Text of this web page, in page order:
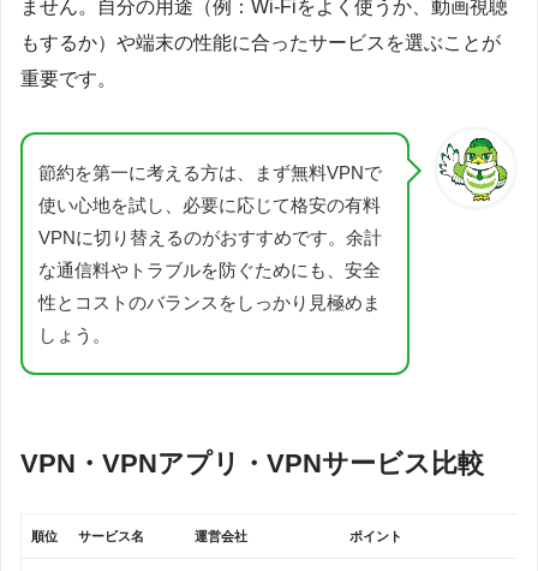
ません。自分の用途（例：Wi-Fiをよく使うか、動画視聴
もするか）や端末の性能に合ったサービスを選ぶことが
重要です。
節約を第一に考える方は、まず無料VPNで
使い心地を試し、必要に応じて格安の有料
VPNに切り替えるのがおすすめです。余計
な通信料やトラブルを防ぐためにも、安全
性とコストのバランスをしっかり見極めま
しょう。
VPN・VPNアプリ・VPNサービス比較
順位 サービス名 運営会社 ポイント